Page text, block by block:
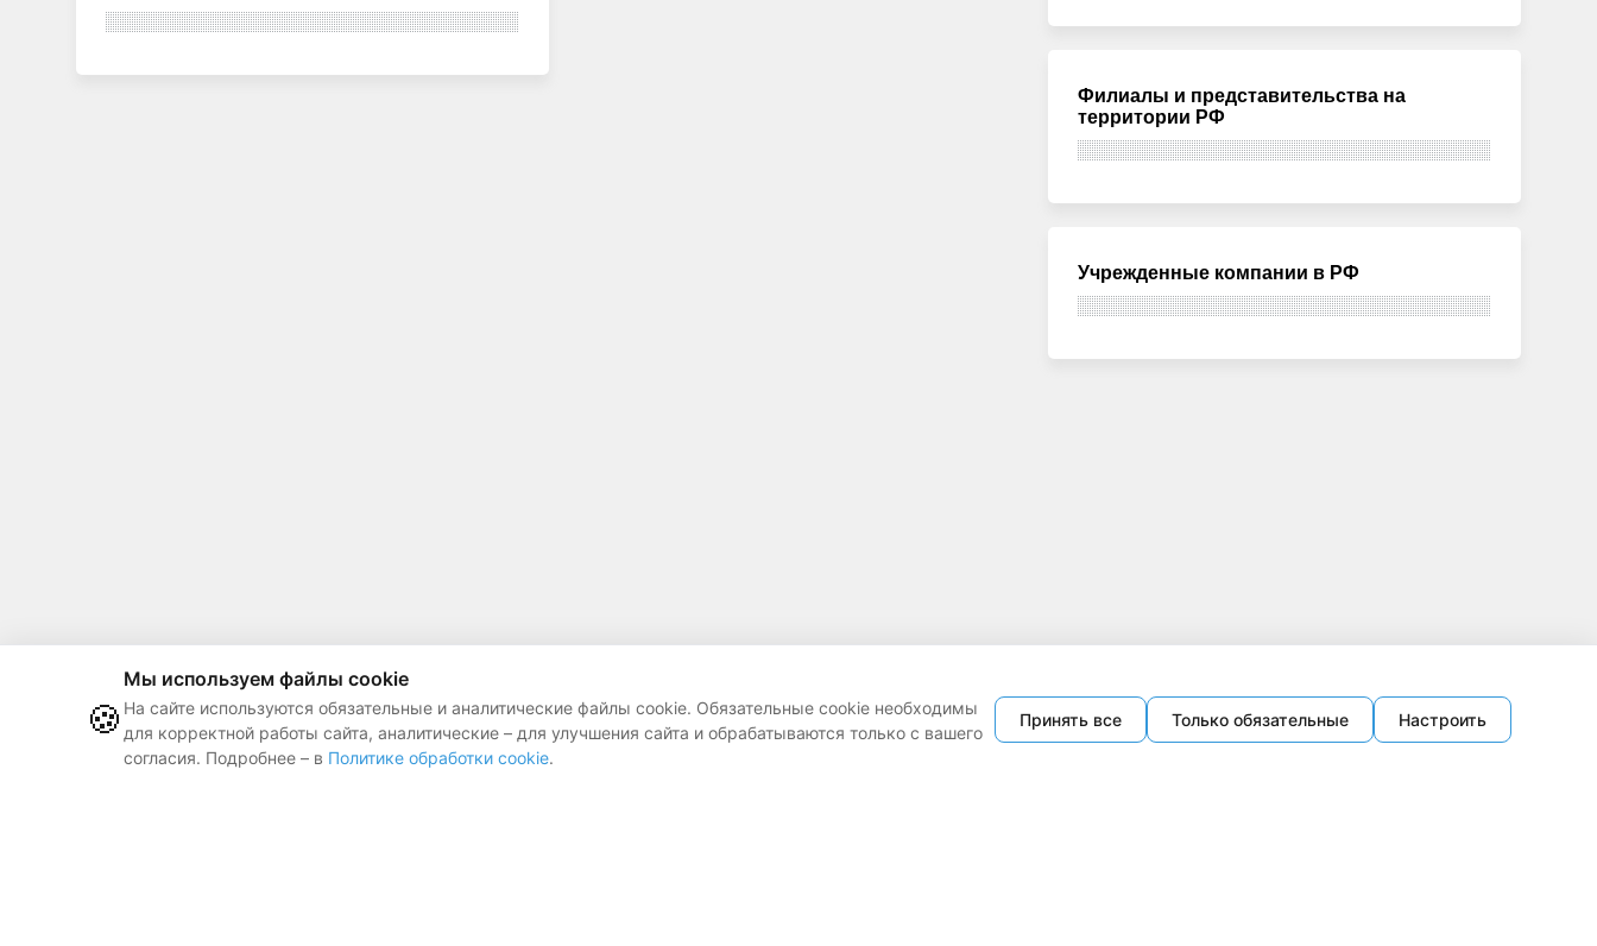
Филиалы и представительства на
территории РФ
Учрежденные компании в РФ
🍪
Мы используем файлы cookie
На сайте используются обязательные и аналитические файлы cookie. Обязательные cookie необходимы
для корректной работы сайта, аналитические – для улучшения сайта и обрабатываются только с вашего
согласия. Подробнее – в Политике обработки cookie.
Принять все Только обязательные Настроить